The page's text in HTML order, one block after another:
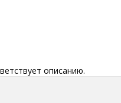
описанию.